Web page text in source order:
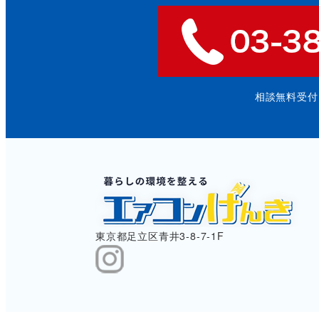
相談無料受
東京都足立区青井3-8-7-1F